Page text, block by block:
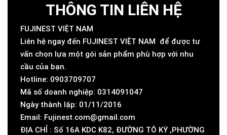
THÔNG TIN LIÊN HỆ
FUJINEST VIỆT NAM
Liên hệ ngay đến FUJINEST VIỆT NAM để được tư
vấn chọn lựa một gói sản phẩm phù hợp với nhu
cầu của bạn.
Hotline: 0903709707
Mã số doanh nghiệp: 0314091047
Ngày thành lập: 01/11/2016
Email: Fujinest.com@gmail.com
ĐỊA CHỈ : Số 16A KDC K82, ĐƯỜNG TÔ KÝ ,PHƯỜNG